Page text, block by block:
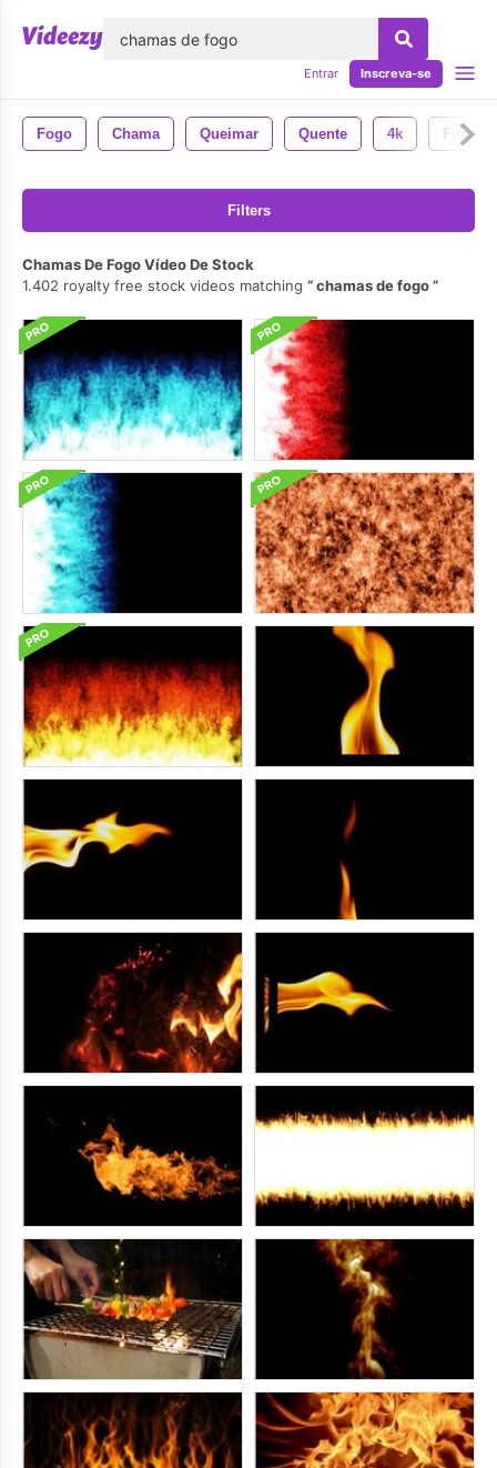
Entrar Inscreva-se
Fogo Chama Queimar Quente 4k Fundo
Filters
Chamas De Fogo Vídeo De Stock
1.402 royalty free stock videos matching
chamas de fogo